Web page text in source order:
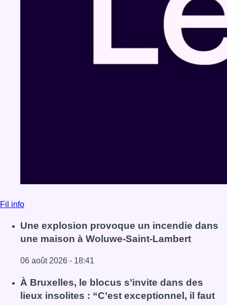
Fil info
Une explosion provoque un incendie dans
une maison à Woluwe-Saint-Lambert
06 août 2026 - 18:41
Lire l'article Une explosion provoque un incendie dans
À Bruxelles, le blocus s’invite dans des
lieux insolites : “C’est exceptionnel, il faut